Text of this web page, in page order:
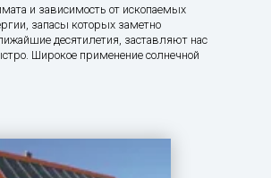
и зависимость от ископаемых
запасы которых заметно
десятилетия, заставляют нас
Широкое применение солнечной